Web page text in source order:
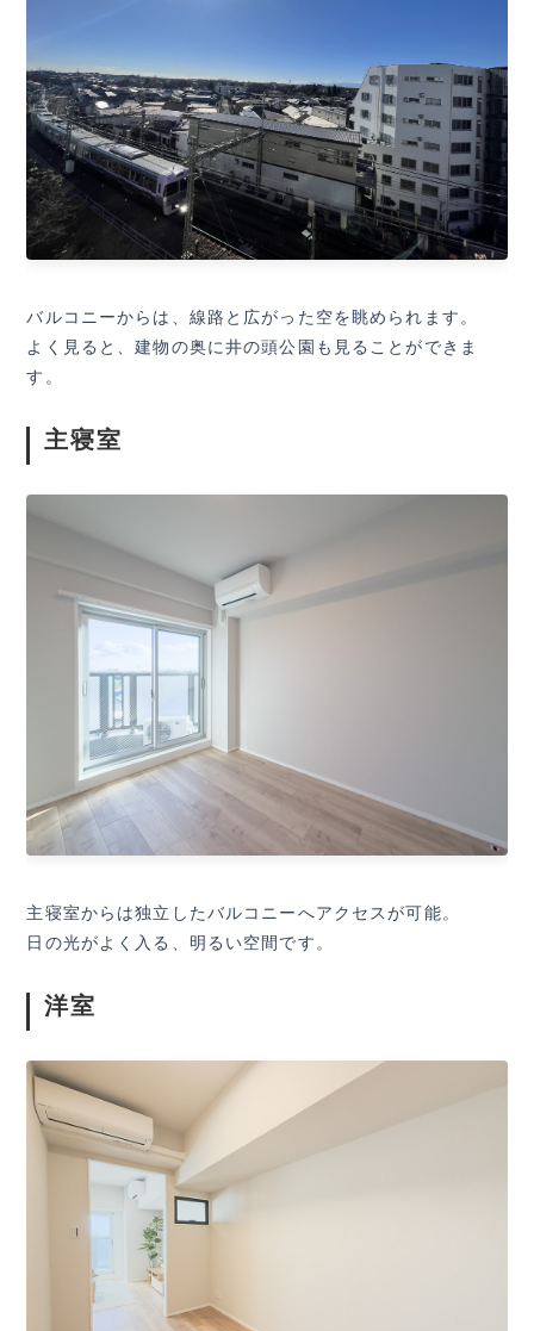
バルコニーからは、線路と広がった空を眺められます。
よく見ると、建物の奥に井の頭公園も見ることができま
す。
主寝室
主寝室からは独立したバルコニーへアクセスが可能。
日の光がよく入る、明るい空間です。
洋室